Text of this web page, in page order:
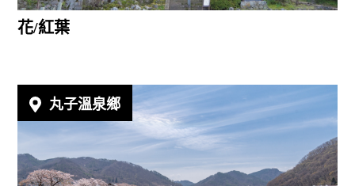
花/紅葉
丸子溫泉鄉